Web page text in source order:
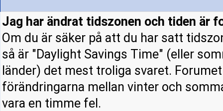
Jag har ändrat tidszonen och tiden är
Om du är säker på att du har satt
så är "Daylight Savings Time" (eller
länder) det mest troliga svaret.
förändringarna mellan vinter och
vara en timme fel.